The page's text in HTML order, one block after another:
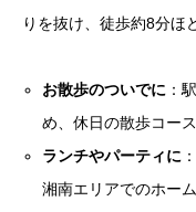
りを抜け、徒歩約8分ほ
お散歩のついでに ：
め、休日の散歩コース
ランチやパーティに
湘南エリアでのホー